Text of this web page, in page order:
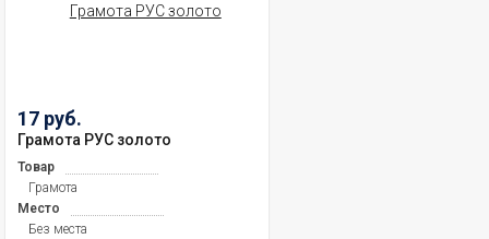
17 руб.
Грамота РУС золото
Товар
Грамота
Место
Без места